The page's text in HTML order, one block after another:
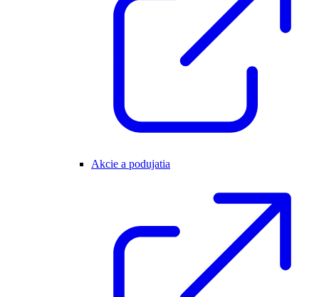
Akcie a podujatia